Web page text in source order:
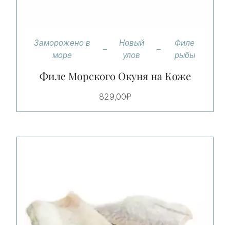
Заморожено в
море
Новый
улов
Филе
рыбы
Филе Морского Окуня на Коже
829,00₽